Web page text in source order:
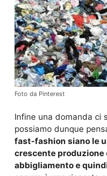
Foto da Pinterest
Infine una domanda ci
possiamo dunque
fast-fashion siano le
crescente produzione
abbigliamento e